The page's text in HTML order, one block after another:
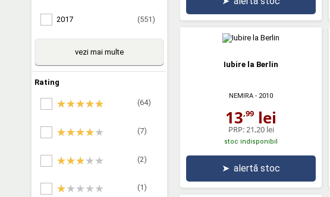
2017 (551)
vezi mai multe
Rating
(64)
(7)
(2)
(1)
Iubire la Berlin
NEMIRA - 2010
13,99 lei
PRP: 21,20 lei
stoc indisponibil
➤ alertă stoc